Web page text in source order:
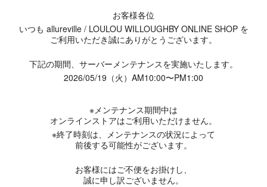
お客様各位
いつも allureville / LOULOU WILLOUGHBY ONLINE SHOP を
ご利用いただき誠にありがとうございます。
下記の期間、サーバーメンテナンスを実施いたします。
2026/05/19（火）AM10:00〜PM1:00
※メンテナンス期間中は
オンラインストアはご利用いただけません。
※終了時刻は、メンテナンスの状況によって
前後する可能性がございます。
お客様にはご不便をお掛けし、
誠に申し訳ございません。